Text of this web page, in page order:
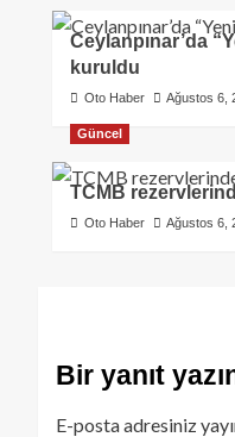
Ceylanpınar’da
kuruldu
Oto Haber Ağustos 6,
Güncel
TCMB
Oto Haber Ağustos 6,
Bir yanıt
E-posta adresiniz